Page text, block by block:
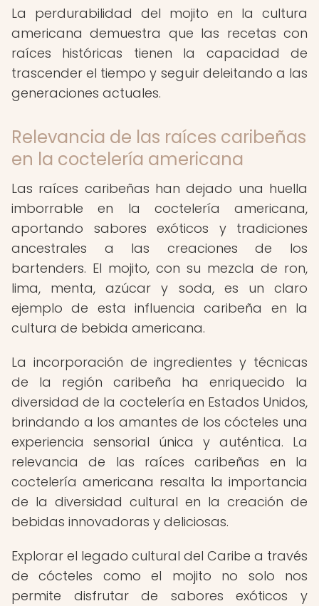
La perdurabilidad del mojito en la cultura
americana demuestra que las recetas con
raíces históricas tienen la capacidad de
trascender el tiempo y seguir deleitando a las
generaciones actuales.
Relevancia de las raíces caribeñas
en la coctelería americana
Las raíces caribeñas han dejado una huella
imborrable en la coctelería americana,
aportando sabores exóticos y tradiciones
ancestrales a las creaciones de los
bartenders. El mojito, con su mezcla de ron,
lima, menta, azúcar y soda, es un claro
ejemplo de esta influencia caribeña en la
cultura de bebida americana.
La incorporación de ingredientes y técnicas
de la región caribeña ha enriquecido la
diversidad de la coctelería en Estados Unidos,
brindando a los amantes de los cócteles una
experiencia sensorial única y auténtica. La
relevancia de las raíces caribeñas en la
coctelería americana resalta la importancia
de la diversidad cultural en la creación de
bebidas innovadoras y deliciosas.
Explorar el legado cultural del Caribe a través
de cócteles como el mojito no solo nos
permite disfrutar de sabores exóticos y